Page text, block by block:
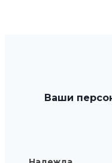
Ваши